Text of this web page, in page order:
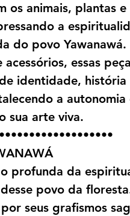
os animais, plantas
a
do povo Yawanawá.
essas
identidade, história
a autonomia
sua arte viva.
profunda da
povo da
seus grafismos